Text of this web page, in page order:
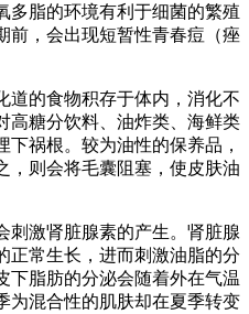
多脂的环境有利于细菌的繁殖
前，会出现短暂性青春痘（痤
道的食物积存于体内，消化不
高糖分饮料、油炸类、海鲜类
祸根。较为油性的保养品，
，则会将毛囊阻塞，使皮肤油
刺激肾脏腺素的产生。肾脏腺
正常生长，进而刺激油脂的分
下脂肪的分泌会随着外在气温
为混合性的肌肤却在夏季转变